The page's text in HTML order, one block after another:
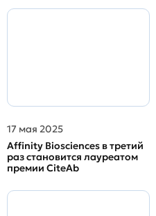
17 мая 2025
Affinity Biosciences в третий
раз становится лауреатом
премии CiteAb